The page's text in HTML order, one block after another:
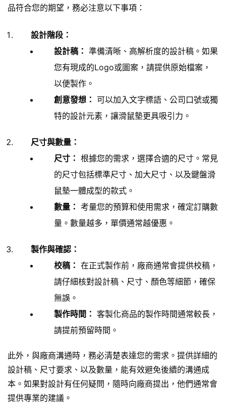
品符合您的期望，務必注意以下事項：
設計階段：
設計稿： 準備清晰、高解析度的設計稿。如果
您有現成的Logo或圖案，請提供原始檔案，
以便製作。
創意發想： 可以加入文字標語、公司口號或獨
特的設計元素，讓滑鼠墊更具吸引力。
尺寸與數量：
尺寸： 根據您的需求，選擇合適的尺寸。常見
的尺寸包括標準尺寸、加大尺寸、以及鍵盤滑
鼠墊一體成型的款式。
數量： 考量您的預算和使用需求，確定訂購數
量。數量越多，單價通常越優惠。
製作與確認：
校稿： 在正式製作前，廠商通常會提供校稿，
請仔細核對設計稿、尺寸、顏色等細節，確保
無誤。
製作時間： 客製化商品的製作時間通常較長，
請提前預留時間。
此外，與廠商溝通時，務必清楚表達您的需求。提供詳細的
設計稿、尺寸要求、以及數量，能有效避免後續的溝通成
本。如果對設計有任何疑問，隨時向廠商提出，他們通常會
提供專業的建議。